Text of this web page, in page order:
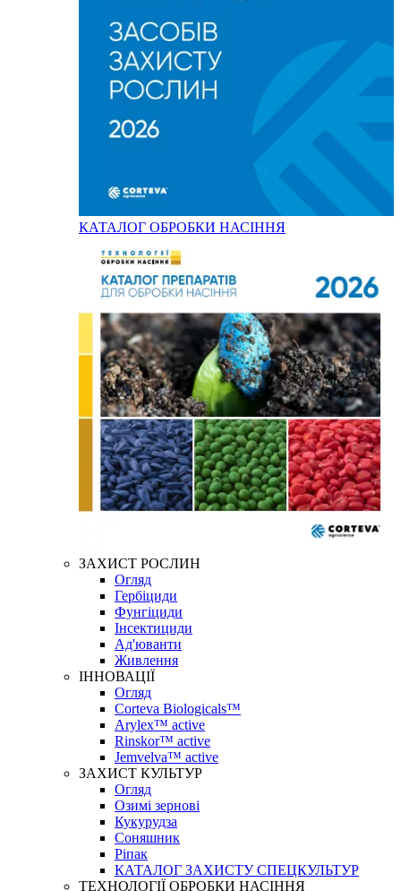
КАТАЛОГ ОБРОБКИ НАСІННЯ
ЗАХИСТ РОСЛИН
Огляд
Гербіциди
Фунгіциди
Інсектициди
Ад'юванти
Живлення
ІННОВАЦІЇ
Огляд
Corteva Biologicals™
Arylex™ active
Rinskor™ active
Jemvelva™ active
ЗАХИСТ КУЛЬТУР
Огляд
Озимі зернові
Кукурудза
Соняшник
Ріпак
КАТАЛОГ ЗАХИСТУ СПЕЦКУЛЬТУР
ТЕХНОЛОГІЇ ОБРОБКИ НАСІННЯ